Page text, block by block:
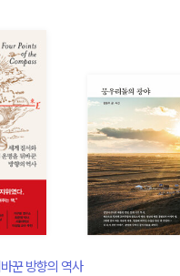
꾼 방향의 역사